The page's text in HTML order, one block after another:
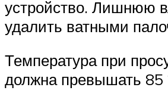
устройство. Лишнюю
удалить ватными
Температура при
должна превышать 85